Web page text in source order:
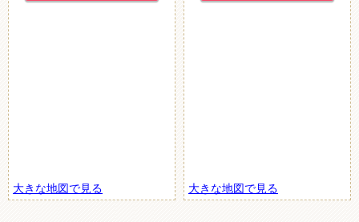
大きな地図で見る 大きな地図で見る